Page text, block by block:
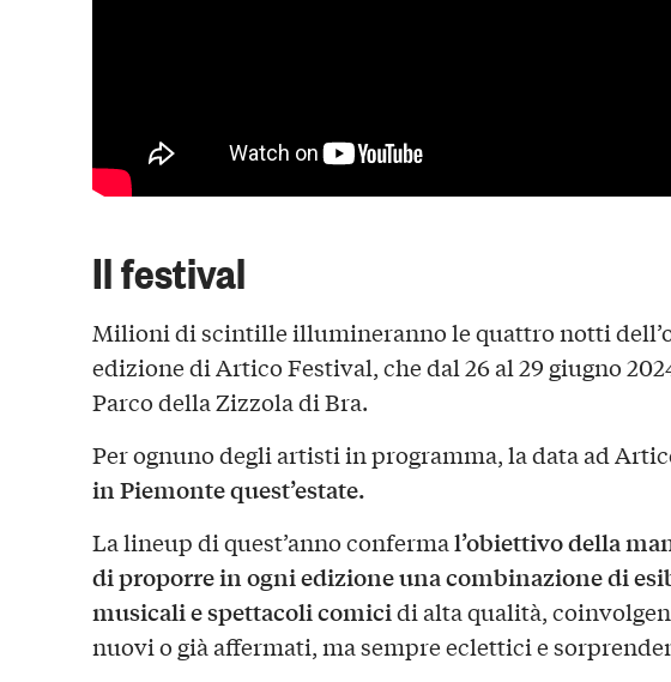
Il festival
Milioni di scintille illumineranno le quattro notti
edizione di Artico Festival, che dal 26 al 29 giugno
Parco della Zizzola di Bra.
Per ognuno degli artisti in programma, la data ad
in Piemonte quest’estate.
La lineup di quest’anno confermal’obiettivo della
di proporre in ogni edizione una combinazione di
musicali e spettacoli comicidi alta qualità,
nuovi o già affermati, ma sempre eclettici e